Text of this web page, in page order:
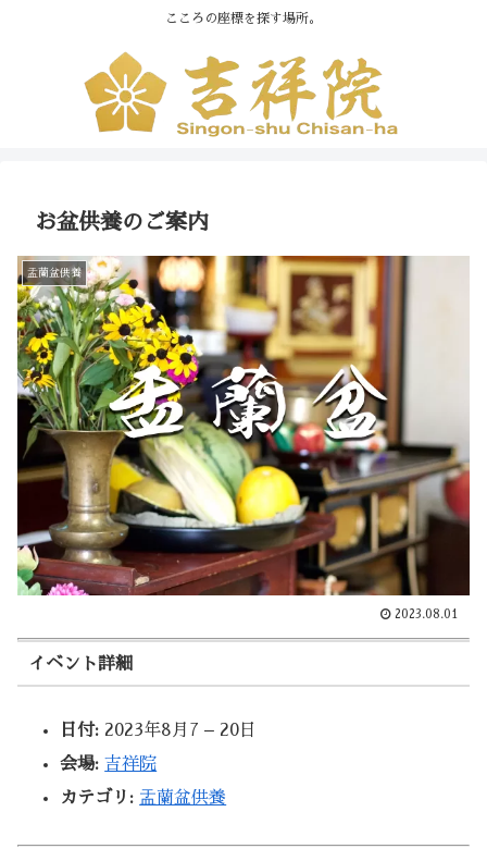
こころの座標を探す場所。
お盆供養のご案内
盂蘭盆供養
2023.08.01
イベント詳細
日付: 2023年8月7 – 20日
会場: 吉祥院
カテゴリ: 盂蘭盆供養